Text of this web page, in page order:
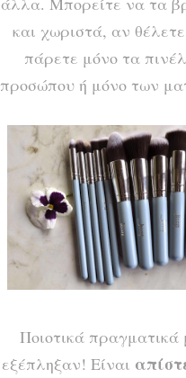
και χωριστά, αν
πάρετε μόνο τα
προσώπου ή μόνο των
Ποιοτικά πραγματικά
εξέπληξαν! Είναι